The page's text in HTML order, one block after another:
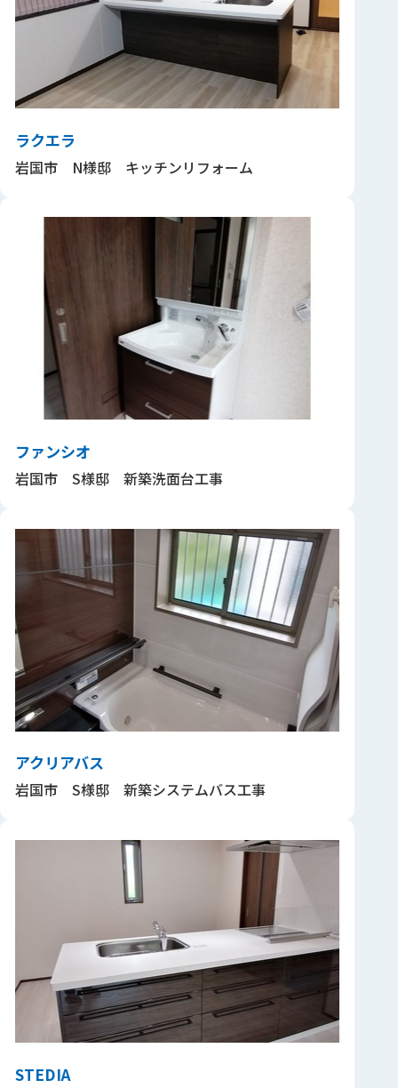
ラクエラ
岩国市 N様邸 キッチンリフォーム
ファンシオ
岩国市 S様邸 新築洗面台工事
アクリアバス
岩国市 S様邸 新築システムバス工事
STEDIA